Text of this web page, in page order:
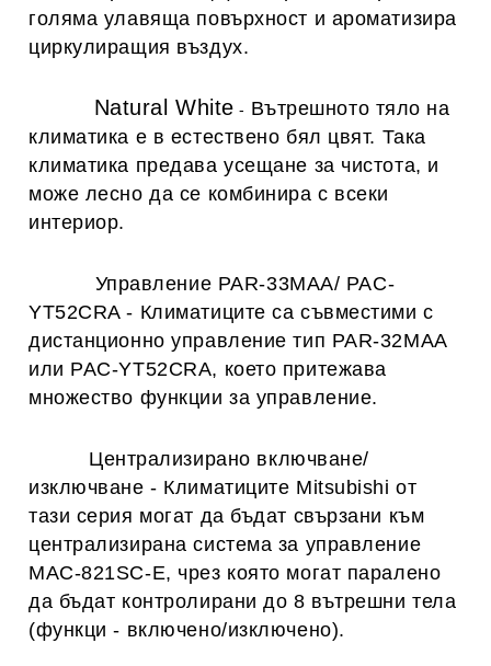
голяма улавяща повърхност и ароматизира
циркулиращия въздух.
Natural White - Вътрешното тяло на
климатика е в естествено бял цвят. Така
климатика предава усещане за чистота, и
може лесно да се комбинира с всеки
интериор.
Управление PAR-33MAA/ PAC-
YT52CRA - Климатиците са съвместими с
дистанционно управление тип PAR-32MAA
или PAC-YT52CRA, което притежава
множество функции за управление.
Централизирано включване/
изключване - Климатиците Mitsubishi от
тази серия могат да бъдат свързани към
централизирана система за управление
MAC-821SC-E, чрез която могат паралено
да бъдат контролирани до 8 вътрешни тела
(функци - включено/изключено).